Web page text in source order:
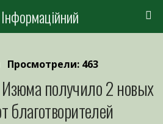
Просмотрели: 463
Изюма получило 2 новых
благотворителей